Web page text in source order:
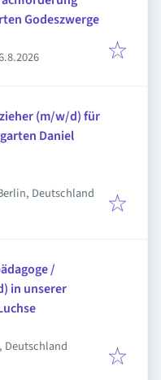
Godeszwerge
(m/w/d) für
Daniel
Deutschland
/
in unserer
Deutschland